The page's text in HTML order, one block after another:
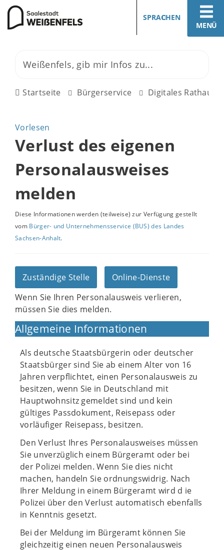
MENÜ
SPRACHEN
Startseite Bürgerservice Digitales Rathaus
Vorlesen
Verlust des eigenen
Personalausweises
melden
Diese Informationen werden (teilweise) zur Verfügung gestellt
vom Bürger- und Unternehmensservice (BUS) des Landes
Sachsen-Anhalt.
Zuständige Stelle
Online-Dienste
Wenn Sie Ihren Personalausweis verlieren,
müssen Sie dies melden.
Allgemeine Informationen
Als deutsche Staatsbürgerin oder deutscher
Staatsbürger sind Sie ab einem Alter von 16
Jahren verpflichtet, einen Personalausweis zu
besitzen, wenn Sie in Deutschland mit
Hauptwohnsitz gemeldet sind und kein
gültiges Passdokument, Reisepass oder
vorläufiger Reisepass, besitzen.
Den Verlust Ihres Personalausweises müssen
Sie unverzüglich einem Bürgeramt oder bei
der Polizei melden. Wenn Sie dies nicht
machen, handeln Sie ordnungswidrig. Nach
Ihrer Meldung in einem Bürgeramt wird d ie
Polizei über den Verlust automatisch ebenfalls
in Kenntnis gesetzt.
Bei der Meldung im Bürgeramt können Sie
gleichzeitig einen neuen Personalausweis